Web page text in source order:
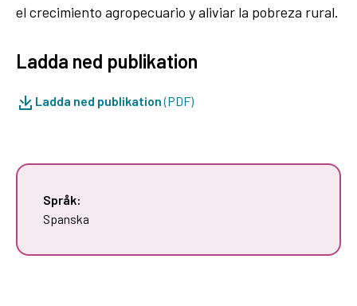
el crecimiento agropecuario y aliviar la pobreza rural.
Ladda ned publikation
Ladda ned publikation(PDF)
Språk:
Spanska